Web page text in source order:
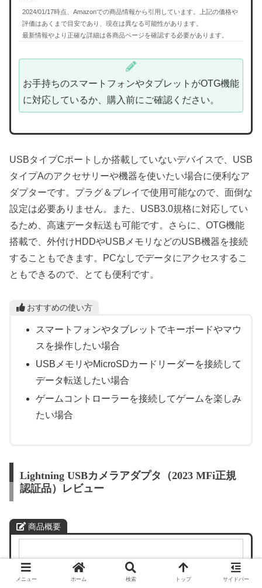
2024/01/17時点、Amazonでの商品情報から引用しています。上記の価格や
評価はあくまで目安であり、現在は異なる可能性があります。
最新情報やより正確な詳細は各商品ページを確認する必要があります。
お手持ちのスマートフォンやタブレットがOTG機能
に対応しているか、購入前にご確認ください。
USBタイプCポートしか搭載していないデバイスで、USB
タイプAのアクセサリーや機器を使いたい場合に便利なア
ダプターです。プラグ＆プレイで使用可能なので、面倒な
設定は必要ありません。また、USB3.0規格に対応してい
るため、高速データ転送も可能です。さらに、OTG機能
搭載で、外付けHDDやUSBメモリなどのUSB機器を接続
することもできます。PCなしでデータにアクセスするこ
ともできるので、とても便利です。
おすすめの使い方
スマートフォンやタブレットでキーボードやマウ
スを操作したい場合
USBメモリやMicroSDカードリーダーを接続して
データ転送したい場合
ゲームコントローラーを接続してゲームを楽しみ
たい場合
Lightning USBカメラアダプタ（2023 MFi正規
認証品）レビュー
商品概要
メニュー ホーム 検索 トップ サイドバー